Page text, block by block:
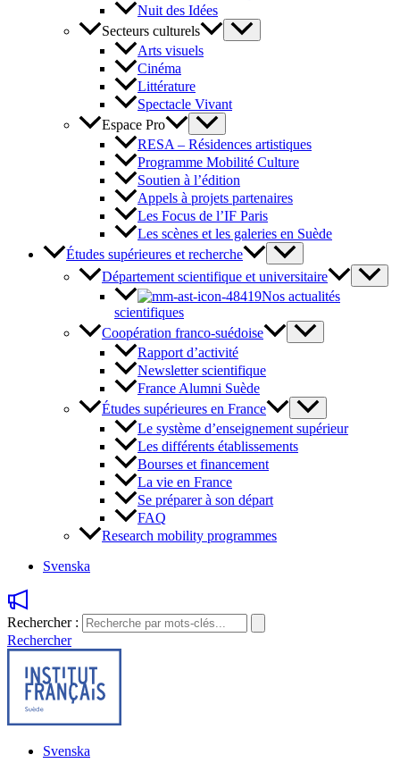
Nuit des Idées
Secteurs culturels
Arts visuels
Cinéma
Littérature
Spectacle Vivant
Espace Pro
RESA – Résidences artistiques
Programme Mobilité Culture
Soutien à l’édition
Appels à projets partenaires
Les Focus de l’IF Paris
Les scènes et les galeries en Suède
Études supérieures et recherche
Département scientifique et universitaire
Nos actualités
scientifiques
Coopération franco-suédoise
Rapport d’activité
Newsletter scientifique
France Alumni Suède
Études supérieures en France
Le système d’enseignement supérieur
Les différents établissements
Bourses et financement
La vie en France
Se préparer à son départ
FAQ
Research mobility programmes
Svenska
Rechercher :
Rechercher
Svenska